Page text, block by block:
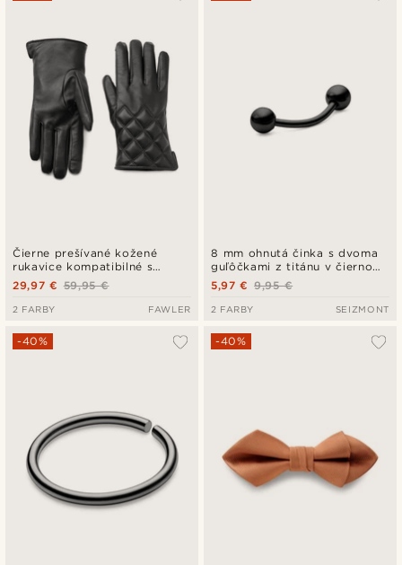
Čierne prešívané kožené
rukavice kompatibilné s
dotykovou obrazovkou
59,95 €
29,97 €
2 FARBY FAWLER
8 mm ohnutá činka s dvoma
guľôčkami z titánu v čiernom
tóne
9,95 €
5,97 €
2 FARBY SEIZMONT
-40% -40%